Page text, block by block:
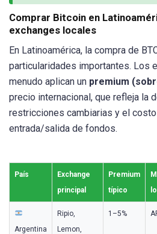
Comprar Bitcoin en
exchanges locales
En Latinoamérica, la compra de
particularidades importantes. Los
menudo aplican un premium
precio internacional, que refleja la
restricciones cambiarias y el
entrada/salida de fondos.
País
Exchange
principal
Premium
típico
Argentina
Ripio,
Lemon,
1–5%